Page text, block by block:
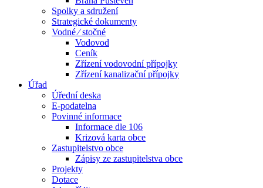
Spolky a sdružení
Strategické dokumenty
Vodné ⁄ stočné
Vodovod
Ceník
Zřízení vodovodní přípojky
Zřízení kanalizační přípojky
Úřad
Úřední deska
E-podatelna
Povinné informace
Informace dle 106
Krizová karta obce
Zastupitelstvo obce
Zápisy ze zastupitelstva obce
Projekty
Dotace